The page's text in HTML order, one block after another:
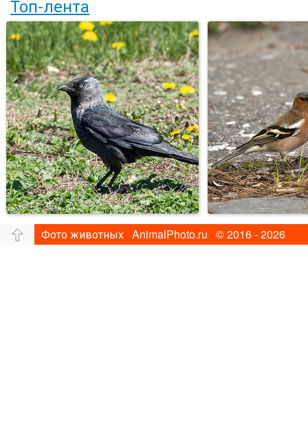
Топ-лента
Фото животных AnimalPhoto.ru © 2016 - 2026